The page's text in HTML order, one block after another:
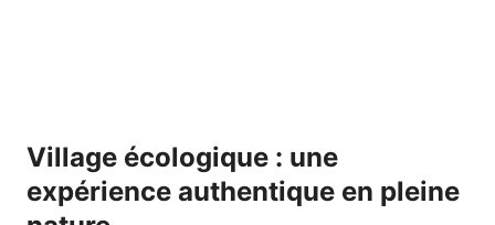
Village écologique : une
expérience authentique en pleine